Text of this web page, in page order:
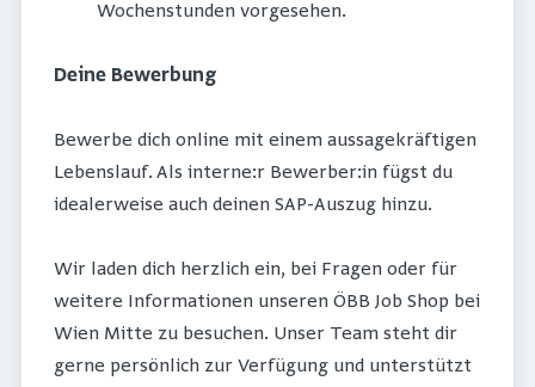
Wochenstunden vorgesehen.
Deine Bewerbung
Bewerbe dich online mit einem aussagekräftigen
Lebenslauf. Als interne:r Bewerber:in fügst du
idealerweise auch deinen SAP-Auszug hinzu.
Wir laden dich herzlich ein, bei Fragen oder für
weitere Informationen unseren ÖBB Job Shop bei
Wien Mitte zu besuchen. Unser Team steht dir
gerne persönlich zur Verfügung und unterstützt